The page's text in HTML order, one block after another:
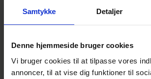
Samtykke Detaljer
Denne hjemmeside bruger cookies
Vi bruger cookies til at tilpasse vores
annoncer, til at vise dig funktioner til
august 20
Salgsassistentelev Holbæk